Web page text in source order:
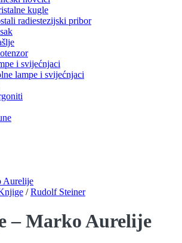
kugle
radiestezijski pribor
i svijećnjaci
lampe i svijećnjaci
/ Rudolf Steiner
– Marko Aurelije